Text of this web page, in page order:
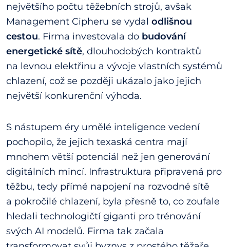
největšího počtu těžebních strojů, avšak
Management Cipheru se vydal odlišnou
cestou. Firma investovala do budování
energetické sítě, dlouhodobých kontraktů
na levnou elektřinu a vývoje vlastních systémů
chlazení, což se později ukázalo jako jejich
největší konkurenční výhoda.
S nástupem éry umělé inteligence vedení
pochopilo, že jejich texaská centra mají
mnohem větší potenciál než jen generování
digitálních mincí. Infrastruktura připravená pro
těžbu, tedy přímé napojení na rozvodné sítě
a pokročilé chlazení, byla přesně to, co zoufale
hledali technologičtí giganti pro trénování
svých AI modelů. Firma tak začala